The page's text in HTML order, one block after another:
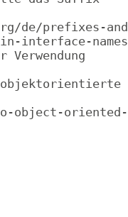
de/prefixes-
interface-
Verwendung
object-